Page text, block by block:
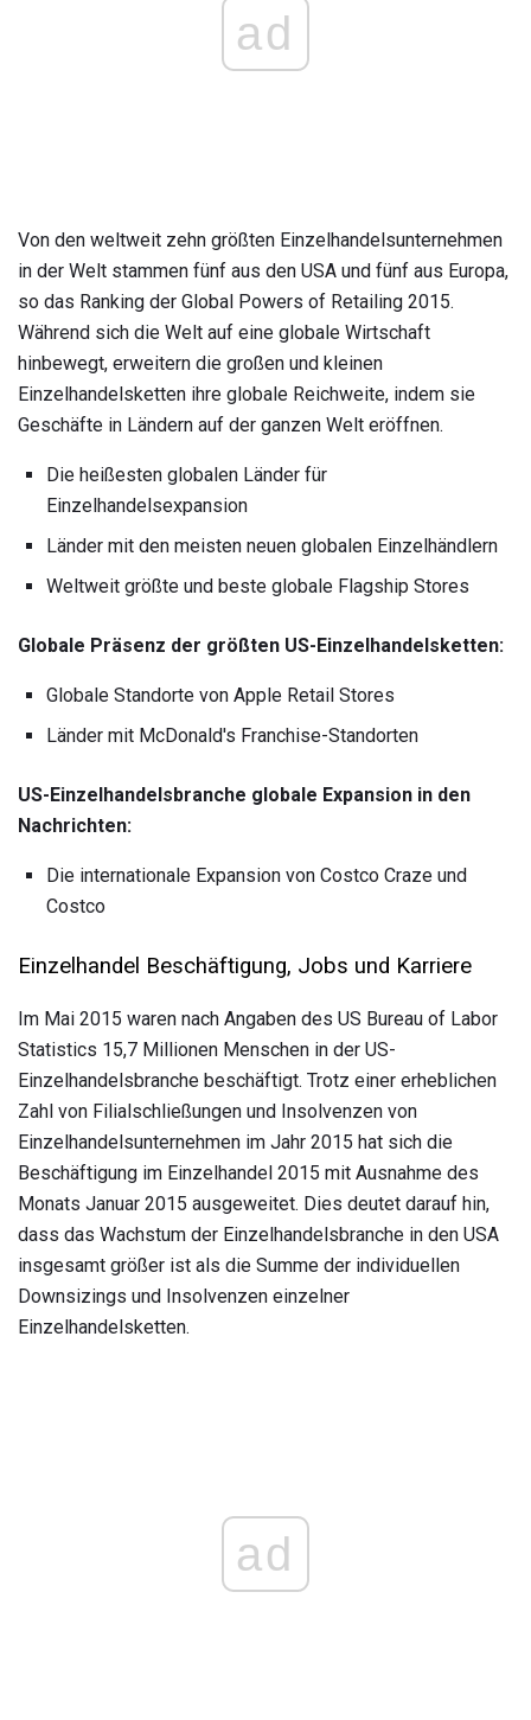
ad
Von den weltweit zehn größten Einzelhandelsunternehmen
in der Welt stammen fünf aus den USA und fünf aus Europa,
so das Ranking der Global Powers of Retailing 2015.
Während sich die Welt auf eine globale Wirtschaft
hinbewegt, erweitern die großen und kleinen
Einzelhandelsketten ihre globale Reichweite, indem sie
Geschäfte in Ländern auf der ganzen Welt eröffnen.
Die heißesten globalen Länder für
Einzelhandelsexpansion
Länder mit den meisten neuen globalen Einzelhändlern
Weltweit größte und beste globale Flagship Stores
Globale Präsenz der größten US-Einzelhandelsketten:
Globale Standorte von Apple Retail Stores
Länder mit McDonald's Franchise-Standorten
US-Einzelhandelsbranche globale Expansion in den
Nachrichten:
Die internationale Expansion von Costco Craze und
Costco
Einzelhandel Beschäftigung, Jobs und Karriere
Im Mai 2015 waren nach Angaben des US Bureau of Labor
Statistics 15,7 Millionen Menschen in der US-
Einzelhandelsbranche beschäftigt. Trotz einer erheblichen
Zahl von Filialschließungen und Insolvenzen von
Einzelhandelsunternehmen im Jahr 2015 hat sich die
Beschäftigung im Einzelhandel 2015 mit Ausnahme des
Monats Januar 2015 ausgeweitet. Dies deutet darauf hin,
dass das Wachstum der Einzelhandelsbranche in den USA
insgesamt größer ist als die Summe der individuellen
Downsizings und Insolvenzen einzelner
Einzelhandelsketten.
ad